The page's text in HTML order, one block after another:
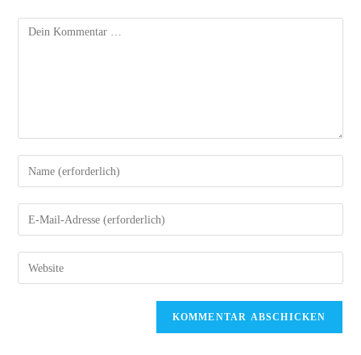
Kommentar
Gib
deinen
Namen
oder
zum
Kommentieren
Gib
deine
E-
Mail-
Gib
deine